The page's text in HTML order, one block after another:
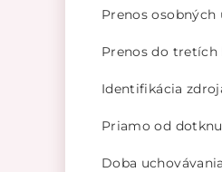
Prenos
Prenos do tretích
Identifikácia
Priamo od
Doba